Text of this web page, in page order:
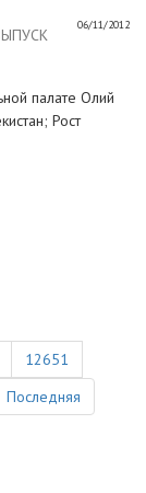
06/11/2012
палате Олий
Рост
12651
Последняя